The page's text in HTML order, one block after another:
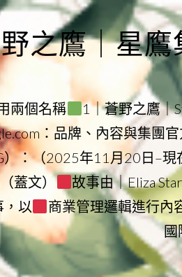
之鷹｜星鷹
兩個名稱 1｜蒼野之鷹｜
：品牌、內容與集團
）：（2025年11月20日–現
蓋文）
故事由｜Eliza
，以
商業管理邏輯進行內
國